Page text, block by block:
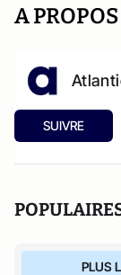
A
SUIVRE
PLUS